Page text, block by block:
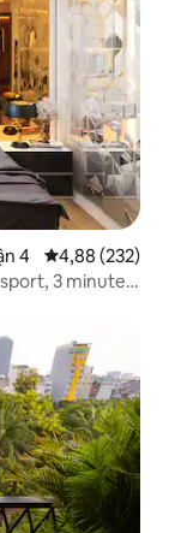
4 Scor mediu de
4,88 (232)
3 minute